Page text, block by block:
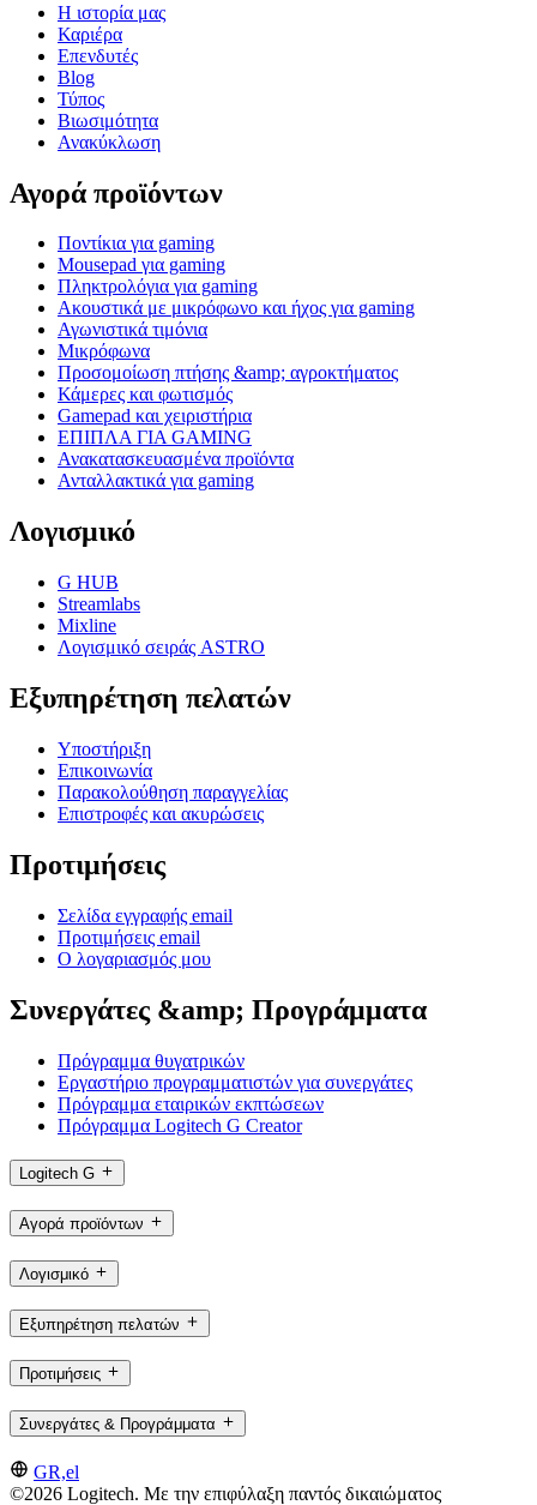
Η ιστορία μας
Καριέρα
Επενδυτές
Blog
Τύπος
Βιωσιμότητα
Ανακύκλωση
Αγορά προϊόντων
Ποντίκια για gaming
Mousepad για gaming
Πληκτρολόγια για gaming
Ακουστικά με μικρόφωνο και ήχος για gaming
Αγωνιστικά τιμόνια
Μικρόφωνα
Προσομοίωση πτήσης &amp; αγροκτήματος
Κάμερες και φωτισμός
Gamepad και χειριστήρια
ΕΠΙΠΛΑ ΓΙΑ GAMING
Ανακατασκευασμένα προϊόντα
Ανταλλακτικά για gaming
Λογισμικό
G HUB
Streamlabs
Mixline
Λογισμικό σειράς ASTRO
Εξυπηρέτηση πελατών
Υποστήριξη
Επικοινωνία
Παρακολούθηση παραγγελίας
Επιστροφές και ακυρώσεις
Προτιμήσεις
Σελίδα εγγραφής email
Προτιμήσεις email
Ο λογαριασμός μου
Συνεργάτες &amp; Προγράμματα
Πρόγραμμα θυγατρικών
Εργαστήριο προγραμματιστών για συνεργάτες
Πρόγραμμα εταιρικών εκπτώσεων
Πρόγραμμα Logitech G Creator
Logitech G
Αγορά προϊόντων
Λογισμικό
Εξυπηρέτηση πελατών
Προτιμήσεις
Συνεργάτες & Προγράμματα
GR,el
©2026 Logitech. Με την επιφύλαξη παντός δικαιώματος